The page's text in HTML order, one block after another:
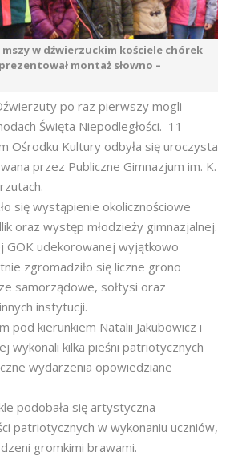
w dźwierzuckim kościele chórek
montaż słowno –
po raz pierwszy mogli
Święta Niepodległości. 11
Ośrodku Kultury odbyła się uroczysta
przez Publiczne Gimnazjum im. K.
się wystąpienie okolicznościowe
oraz występ młodzieży gimnazjalnej.
GOK udekorowanej wyjątkowo
zgromadziło się liczne grono
samorządowe, sołtysi oraz
instytucji.
pod kierunkiem Natalii Jakubowicz i
wykonali kilka pieśni patriotycznych
wydarzenia opowiedziane
podobała się artystyczna
patriotycznych w wykonaniu uczniów,
gromkimi brawami.